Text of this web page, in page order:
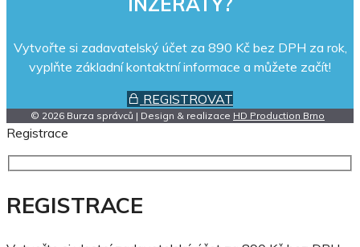
Vytvořte si zadavatelský účet za 890 Kč bez DPH za rok,
vyplňte základní kontaktní informace a můžete začít!
REGISTROVAT
© 2026 Burza správců | Design & realizace HD Production Brno
Registrace
REGISTRACE